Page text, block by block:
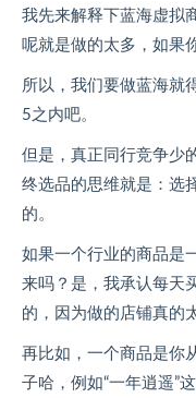
我先来解释下蓝海虚拟
呢就是做的太多，如果
所以，我们要做蓝海就
5之内吧。
但是，真正同行竞争少
终选品的思维就是：选
的。
如果一个行业的商品是
来吗？是，我承认每天
的，因为做的店铺真的
再比如，一个商品是你
子哈，例如“一年逍遥”